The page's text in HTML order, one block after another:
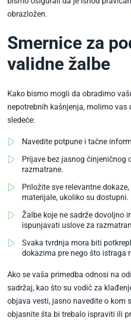
obrazložen.
Smernice za
validne žalbe
Kako bismo mogli da obradimo
nepotrebnih kašnjenja, molimo vas
sledeće:
Navedite potpune i tačne
Prijave bez jasnog činjeničnog
razmatrane.
Priložite sve relevantne
materijale, ukoliko su dostupni.
Žalbe koje ne sadrže dovoljno
ispunjavati uslove za
Svaka tvrdnja mora biti
dokazima pre nego što istraga
Ako se vaša primedba odnosi na
sadržaj, kao što su vodič za
objava vesti, jasno navedite o kom
objasnite šta bi trebalo ispraviti ili